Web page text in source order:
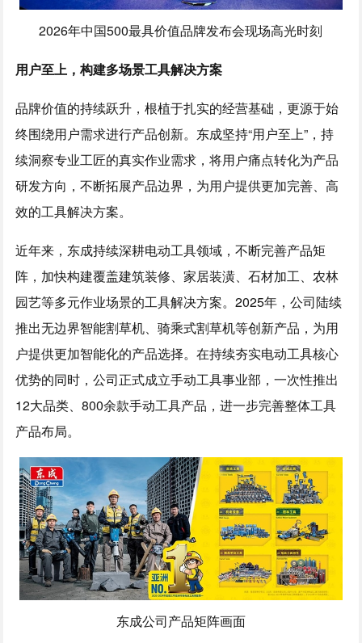
2026年中国500最具价值品牌发布会现场高光时刻
用户至上，构建多场景工具解决方案
品牌价值的持续跃升，根植于扎实的经营基础，更源于始
终围绕用户需求进行产品创新。东成坚持“用户至上”，持
续洞察专业工匠的真实作业需求，将用户痛点转化为产品
研发方向，不断拓展产品边界，为用户提供更加完善、高
效的工具解决方案。
近年来，东成持续深耕电动工具领域，不断完善产品矩
阵，加快构建覆盖建筑装修、家居装潢、石材加工、农林
园艺等多元作业场景的工具解决方案。2025年，公司陆续
推出无边界智能割草机、骑乘式割草机等创新产品，为用
户提供更加智能化的产品选择。在持续夯实电动工具核心
优势的同时，公司正式成立手动工具事业部，一次性推出
12大品类、800余款手动工具产品，进一步完善整体工具
产品布局。
东成公司产品矩阵画面